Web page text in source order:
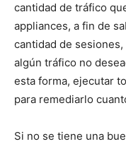
cantidad de tráfico
appliances, a fin de
cantidad de
algún tráfico no
esta forma, ejecutar
para remediarlo
Si no se tiene una